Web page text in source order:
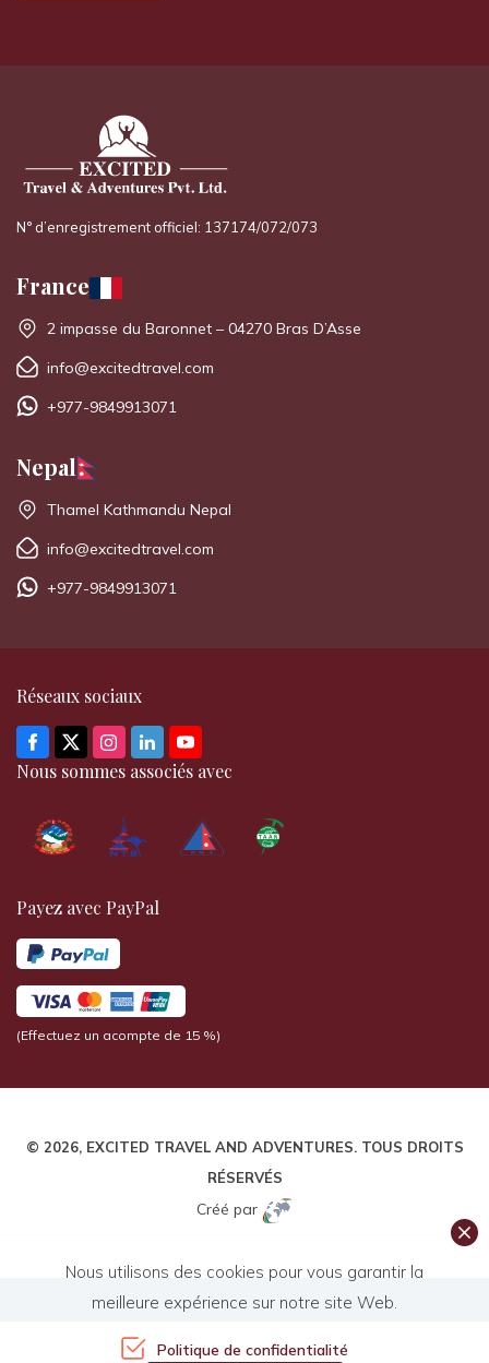
N° d’enregistrement officiel: 137174/072/073
France
2 impasse du Baronnet – 04270 Bras D’Asse
info@excitedtravel.com
+977-9849913071
Nepal
Thamel Kathmandu Nepal
info@excitedtravel.com
+977-9849913071
Réseaux sociaux
Nous sommes associés avec
Payez avec PayPal
(Effectuez un acompte de 15 %)
© 2026, EXCITED TRAVEL AND ADVENTURES. TOUS DROITS
RÉSERVÉS
Créé par
Nous utilisons des cookies pour vous garantir la
meilleure expérience sur notre site Web.
Politique de confidentialité